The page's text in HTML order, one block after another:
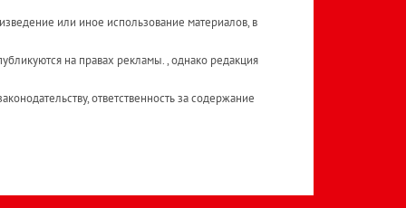
или иное использование материалов, в
на правах рекламы. , однако редакция
ответственность за содержание